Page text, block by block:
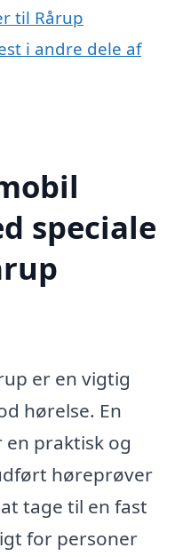
til Rårup
i andre dele af
speciale
er en vigtig
hørelse. En
praktisk og
høreprøver
tage til en fast
for personer